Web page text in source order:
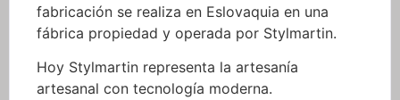
fabricación se realiza en Eslovaquia en una
fábrica propiedad y operada por Stylmartin.
Hoy Stylmartin representa la artesanía
artesanal con tecnología moderna.